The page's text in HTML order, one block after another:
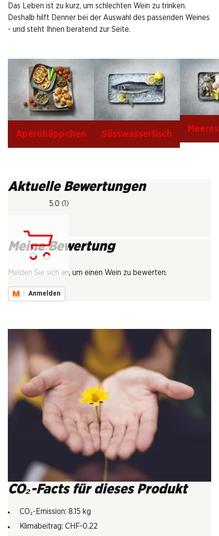
Das Leben ist zu kurz, um schlechten Wein zu trinken.
Deshalb hilft Denner bei der Auswahl des passenden Weines
- und steht Ihnen beratend zur Seite.
Apérohäppchen Süsswasserfisch
Aktuelle Bewertungen
5.0 (1)
Meine Bewertung
Melden Sie sich an, um einen Wein zu bewerten.
Anmelden
CO₂-Facts für dieses Produkt
CO₂-Emission: 8.15 kg
Klimabeitrag: CHF-0.22